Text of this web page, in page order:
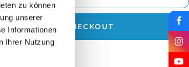
zu können
unserer
Informationen
Ihrer Nutzung
JETZT ZUM CHECKOUT